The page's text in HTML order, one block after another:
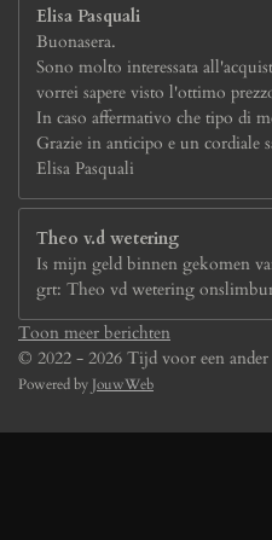
Elisa Pasquali
Buonasera.
Sono molto interessata
vorrei sapere visto l'ottimo
In caso affermativo che tipo di
Grazie in anticipo e un cordiale
Elisa Pasquali
Theo v.d wetering
Is mijn geld binnen gekomen
grt: Theo vd wetering
Toon meer berichten
© 2022 - 2026 Tijd voor een ander
Powered by JouwWeb